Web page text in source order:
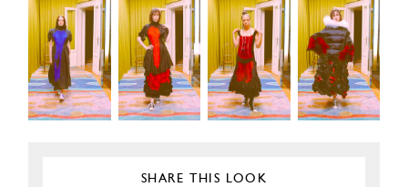
SHARE THIS LOOK